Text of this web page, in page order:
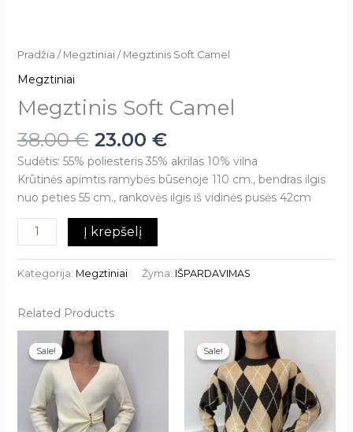
Pradžia / Megztiniai/ Megztinis Soft Camel
Megztiniai
Megztinis Soft Camel
38.00€ 23.00 €
Sudėtis: 55% poliesteris 35% akrilas 10% vilna
Krūtinės apimtis ramybės būsenoje 110 cm., bendras ilgis
nuo peties 55 cm., rankovės ilgis iš vidinės pusės 42cm
Į krepšelį
Kategorija: Megztiniai Žyma: IŠPARDAVIMAS
Related Products
Sale!
Sale!
product
multiple
variants.
Sale!
Sale!